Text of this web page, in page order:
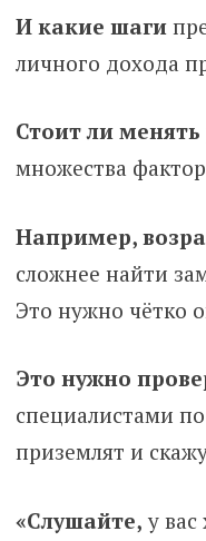
И какие шаги
личного дохода
Стоит ли менять
множества
Например,
сложнее найти
Это нужно чётко
Это нужно
специалистами
приземлят и
«Слушайте, у